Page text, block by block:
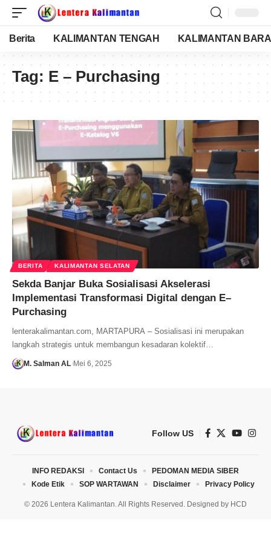
Berita KALIMANTAN TENGAH KALIMANTAN
Tag: E – Purchasing
BERITA KALIMANTAN SELATAN
Sekda Banjar Buka Sosialisasi Akselerasi
Implementasi Transformasi Digital dengan E–
Purchasing
lenterakalimantan.com, MARTAPURA – Sosialisasi ini merupakan
langkah strategis untuk membangun kesadaran kolektif…
M. Salman AL Mei 6, 2025
Follow US
© 2026 Lentera Kalimantan. All Rights Reserved. Designed by HCD
INFO REDAKSI Contact Us
PEDOMAN MEDIA SIBER
Kode Etik
SOP WARTAWAN Disclaimer Privacy Policy